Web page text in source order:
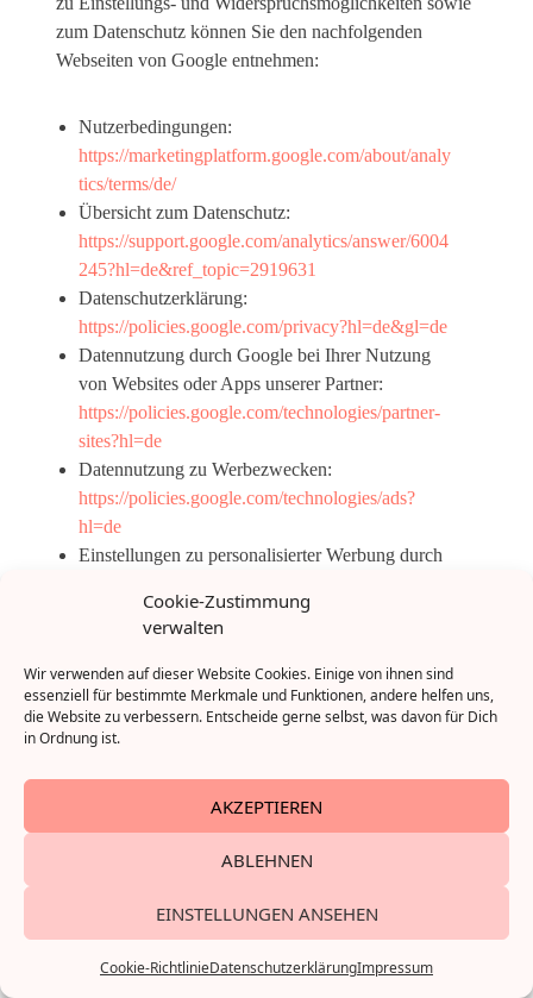
Cookie-Zustimmung
verwalten
Wir verwenden auf dieser Website Cookies. Einige von ihnen sind
essenziell für bestimmte Merkmale und Funktionen, andere helfen uns,
die Website zu verbessern. Entscheide gerne selbst, was davon für Dich
in Ordnung ist.
AKZEPTIEREN
ABLEHNEN
EINSTELLUNGEN ANSEHEN
Cookie-RichtlinieDatenschutzerklärungImpressum
zum Datenschutz können Sie den nachfolgenden
Webseiten von Google entnehmen:
Nutzerbedingungen:
https://marketingplatform.google.com/about/analy
tics/terms/de/
Übersicht zum Datenschutz:
https://support.google.com/analytics/answer/6004
245?hl=de&ref_topic=2919631
Datenschutzerklärung:
https://policies.google.com/privacy?hl=de&gl=de
Datennutzung durch Google bei Ihrer Nutzung
von Websites oder Apps unserer Partner:
https://policies.google.com/technologies/partner-
sites?hl=de
Datennutzung zu Werbezwecken:
https://policies.google.com/technologies/ads?
hl=de
Einstellungen zu personalisierter Werbung durch
Die Daten werden gelöscht, sobald sie für die
Erreichung des Zweckes ihrer Erhebung nicht mehr
erforderlich sind.
26 nach ihrer Erhebung.
Sie können die Erfassung Ihrer Daten durch Google